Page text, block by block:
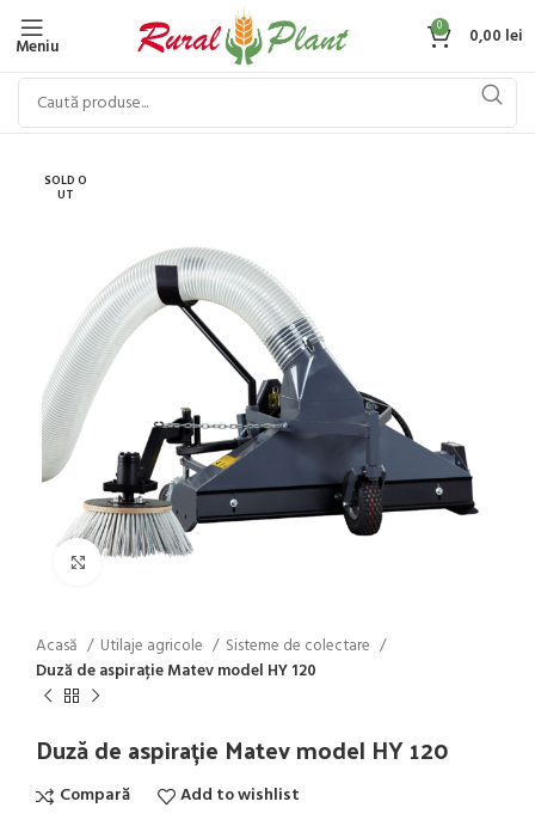
Meniu
0 0,00 lei
SOLD O
UT
Click to enlarge
Acasă Utilaje agricole
Sisteme de colectare
Duză de aspirație Matev model HY 120
Duză de aspirație Matev model HY 120
Compară Add to wishlist